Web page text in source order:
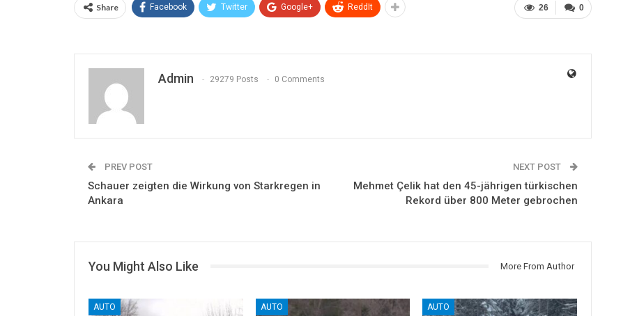
0
26
Share Facebook Twitter Google+ ReddIt
Admin 29279 Posts 0 Comments
PREV POST
Schauer zeigten die Wirkung von Starkregen in
Ankara
NEXT POST
Mehmet Çelik hat den 45-jährigen türkischen
Rekord über 800 Meter gebrochen
You Might Also Like More From Author
AUTO AUTO AUTO